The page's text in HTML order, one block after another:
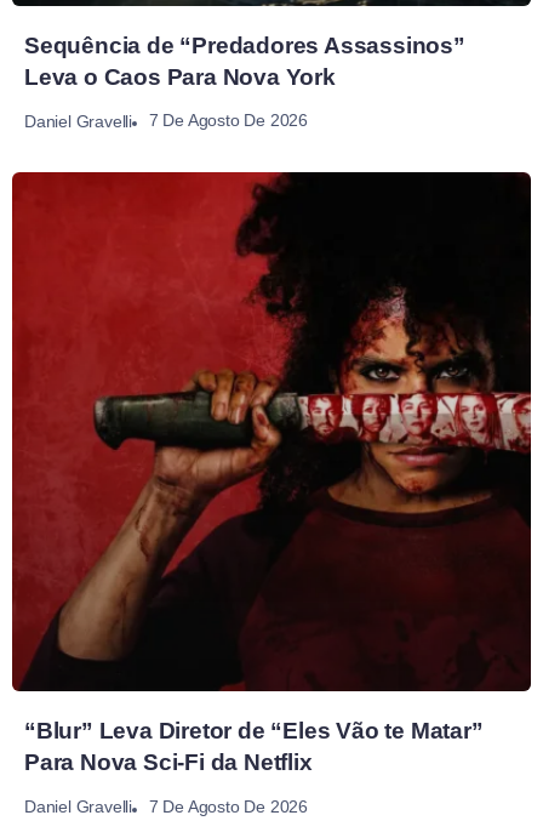
Sequência de “Predadores Assassinos”
Leva o Caos Para Nova York
Daniel Gravelli 7 De Agosto De 2026
“Blur” Leva Diretor de “Eles Vão te Matar”
Para Nova Sci-Fi da Netflix
Daniel Gravelli 7 De Agosto De 2026